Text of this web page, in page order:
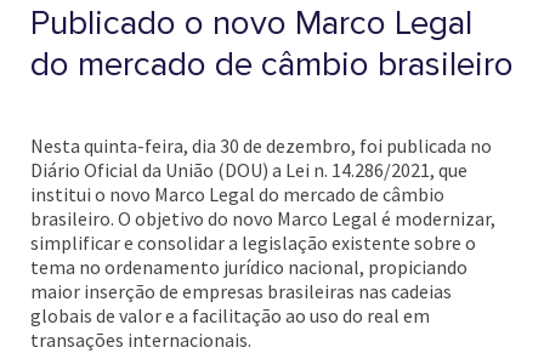
Publicado o novo Marco Legal
do mercado de câmbio brasileiro
Nesta quinta-feira, dia 30 de dezembro, foi publicada no
Diário Oficial da União (DOU) a Lei n. 14.286/2021, que
institui o novo Marco Legal do mercado de câmbio
brasileiro. O objetivo do novo Marco Legal é modernizar,
simplificar e consolidar a legislação existente sobre o
tema no ordenamento jurídico nacional, propiciando
maior inserção de empresas brasileiras nas cadeias
globais de valor e a facilitação ao uso do real em
transações internacionais.